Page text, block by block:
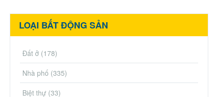
LOẠI BẤT ĐỘNG SẢN
Đất ở (178)
Nhà phố (335)
Biệt thự (33)